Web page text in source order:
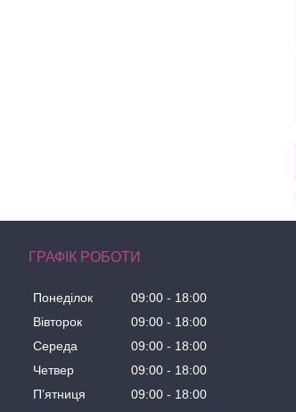
ГРАФІК РОБОТИ
Понеділок 09:00
18:00
Вівторок
09:00
18:00
Середа
09:00
18:00
Четвер
09:00
18:00
Пʼятниця
09:00
18:00